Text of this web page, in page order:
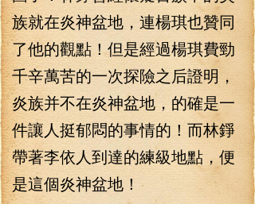
族就在炎神盆地，連楊琪也贊同
了他的觀點！但是經過楊琪費勁
千辛萬苦的一次探險之后證明，
炎族并不在炎神盆地，的確是一
件讓人挺郁悶的事情的！而林錚
帶著李依人到達的練級地點，便
是這個炎神盆地！